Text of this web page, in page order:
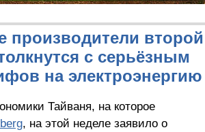
производители второй
с серьёзным
на электроэнергию
Тайваня, на которое
, на этой неделе заявило о